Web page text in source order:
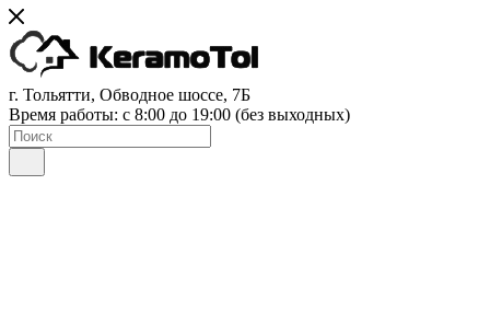
г. Тольятти, Обводное шоссе, 7Б
Время работы: c 8:00 до 19:00 (без выходных)